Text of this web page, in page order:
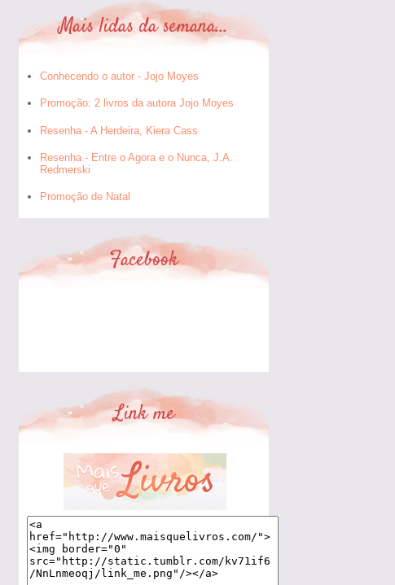
Mais lidas da semana...
Conhecendo o autor - Jojo Moyes
Promoção: 2 livros da autora Jojo Moyes
Resenha - A Herdeira, Kiera Cass
Resenha - Entre o Agora e o Nunca, J.A.
Redmerski
Promoção de Natal
Facebook
Link me